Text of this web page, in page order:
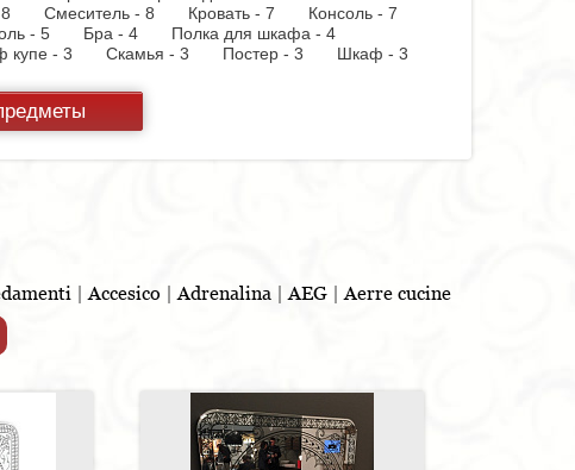
- 8 Смеситель - 8 Кровать - 7
Консоль - 7
- 5 Бра - 4
Полка для шкафа - 4
купе - 3 Скамья - 3 Постер - 3
Шкаф - 3
2Стеллаж - 2
- 2
панель - 1Полотенцесушитель - 1
- 1 Бутылочница - 1Игрушка - 1
Бар - 1
| Accesico | Adrenalina | AEG| Aerre cucine